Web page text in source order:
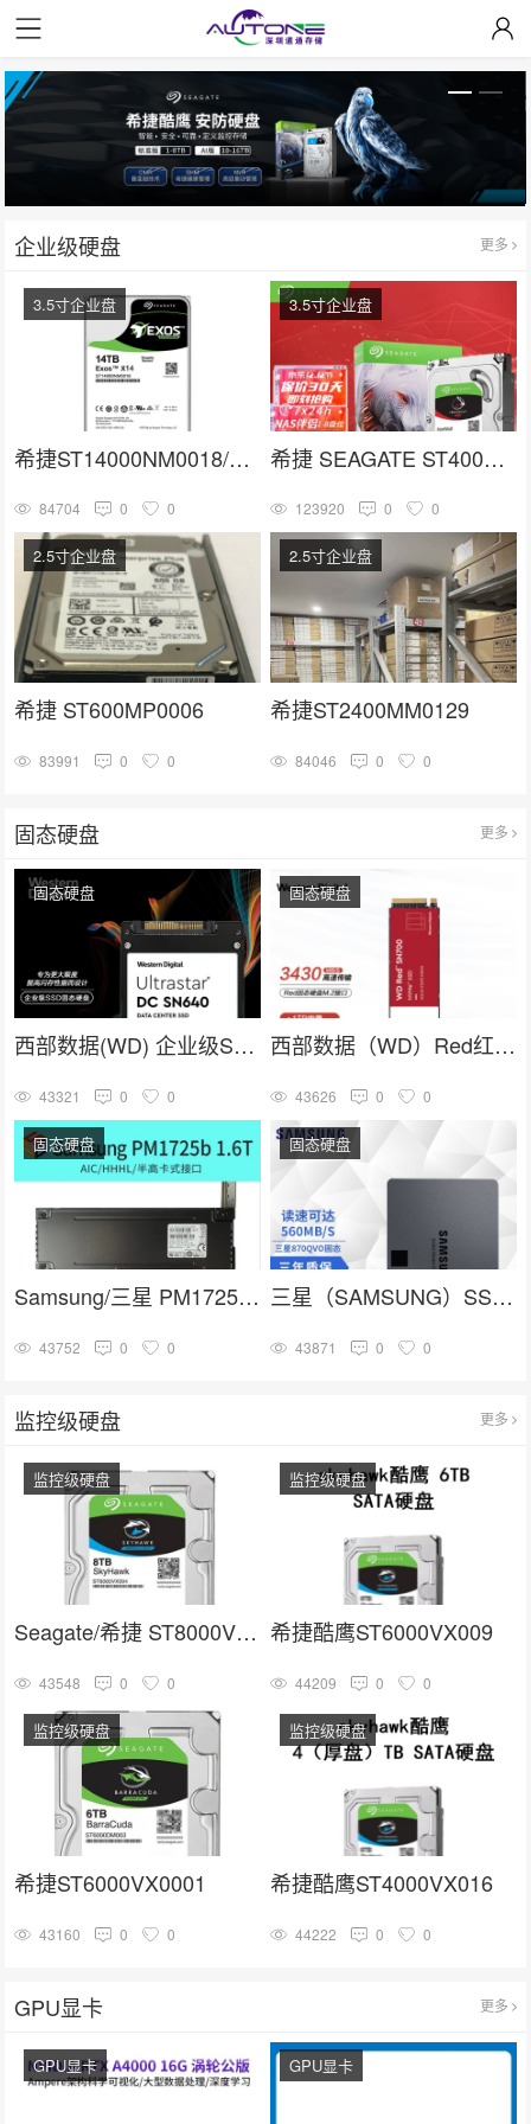
企业级硬盘 更多
希捷ST14000NM0018/ST14000NM001G 3.5寸SATA 14TB硬盘
3.5寸企业盘
84704 0 0
希捷 SEAGATE ST4000VN006
3.5寸企业盘
123920 0 0
希捷 ST600MP0006
2.5寸企业盘
83991 0 0
希捷ST2400MM0129
2.5寸企业盘
84046 0 0
固态硬盘 更多
西部数据(WD) 企业级SSD固态硬盘U.2接口（NVMe）SN640系列
固态硬盘
43321 0 0
西部数据（WD）Red红盘 nas网络存储专用固态硬盘 企业级服务器
固态硬盘
43626 0 0
Samsung/三星 PM1725b 1.6T HHHL PCIE卡式 企业级固态硬盘
固态硬盘
43752 0 0
三星（SAMSUNG）SSD固态硬盘 SATA3.0接口 870 QVO
固态硬盘
43871 0 0
监控级硬盘 更多
Seagate/希捷 ST8000VX004
监控级硬盘
43548 0 0
希捷酷鹰ST6000VX009
监控级硬盘
44209 0 0
希捷ST6000VX0001
监控级硬盘
43160 0 0
希捷酷鹰ST4000VX016
监控级硬盘
44222 0 0
GPU显卡 更多
GPU显卡 GPU显卡